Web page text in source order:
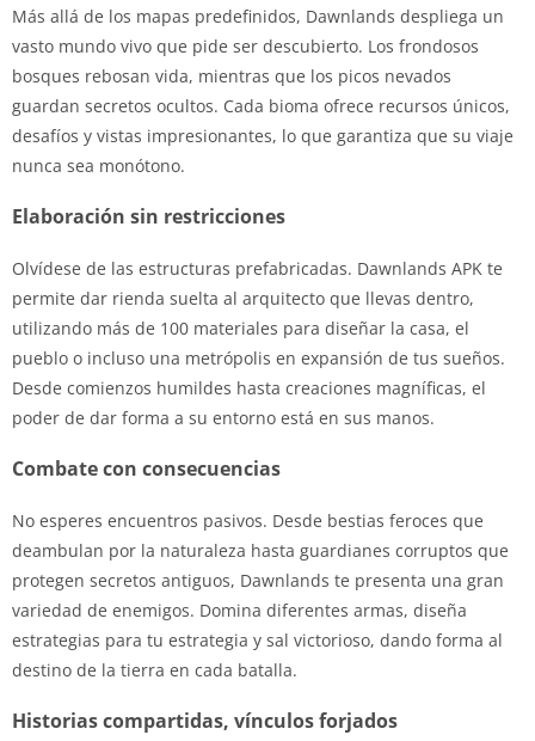
Más allá de los mapas predefinidos, Dawnlands despliega un
vasto mundo vivo que pide ser descubierto. Los frondosos
bosques rebosan vida, mientras que los picos nevados
guardan secretos ocultos. Cada bioma ofrece recursos únicos,
desafíos y vistas impresionantes, lo que garantiza que su viaje
nunca sea monótono.
Elaboración sin restricciones
Olvídese de las estructuras prefabricadas. Dawnlands APK te
permite dar rienda suelta al arquitecto que llevas dentro,
utilizando más de 100 materiales para diseñar la casa, el
pueblo o incluso una metrópolis en expansión de tus sueños.
Desde comienzos humildes hasta creaciones magníficas, el
poder de dar forma a su entorno está en sus manos.
Combate con consecuencias
No esperes encuentros pasivos. Desde bestias feroces que
deambulan por la naturaleza hasta guardianes corruptos que
protegen secretos antiguos, Dawnlands te presenta una gran
variedad de enemigos. Domina diferentes armas, diseña
estrategias para tu estrategia y sal victorioso, dando forma al
destino de la tierra en cada batalla.
Historias compartidas, vínculos forjados